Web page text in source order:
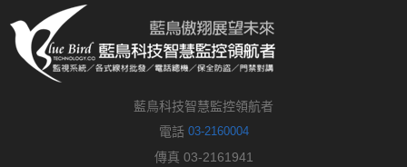
藍鳥科技智慧監控領航者
電話 03-2160004
傳真 03-2161941